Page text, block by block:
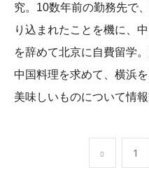
究。10数年前の勤務先で
り込まれたことを機に、
を辞めて北京に自費留学
中国料理を求めて、横浜
美味しいものについて情報
1